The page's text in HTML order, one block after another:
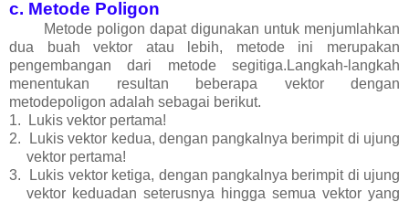
c. Metode Poligon
Metode poligon dapat digunakan untuk menjumlahkan
dua buah vektor atau lebih, metode ini merupakan
pengembangan dari metode segitiga.Langkah-langkah
menentukan resultan beberapa vektor dengan
metodepoligon adalah sebagai berikut.
1.
Lukis vektor pertama!
2.
Lukis vektor kedua, dengan pangkalnya berimpit di ujung
vektor pertama!
3.
Lukis vektor ketiga, dengan pangkalnya berimpit di ujung
vektor keduadan seterusnya hingga semua vektor yang